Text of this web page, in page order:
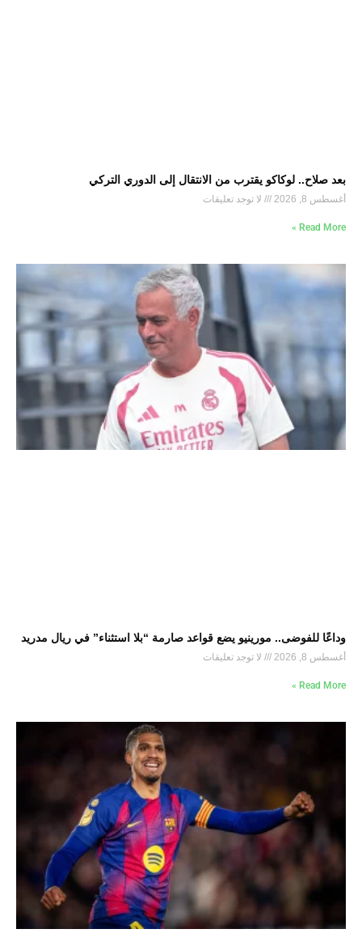
بعد صلاح.. لوكاكو يقترب من الانتقال إلى الدوري التركي
أغسطس 8, 2026 لا توجد تعليقات
Read More »
وداعًا للفوضى.. مورينيو يضع قواعد صارمة “بلا استثناء” في ريال مدريد
أغسطس 8, 2026 لا توجد تعليقات
Read More »